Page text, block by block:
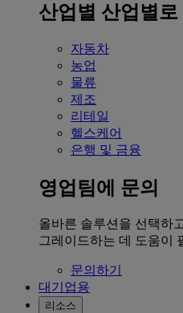
산업별 산업별로
자동차
농업
물류
제조
리테일
헬스케어
은행 및 금융
영업팀에 문의
올바른 솔루션을 선택하
그레이드하는 데 도움이
문의하기
대기업용
리소스